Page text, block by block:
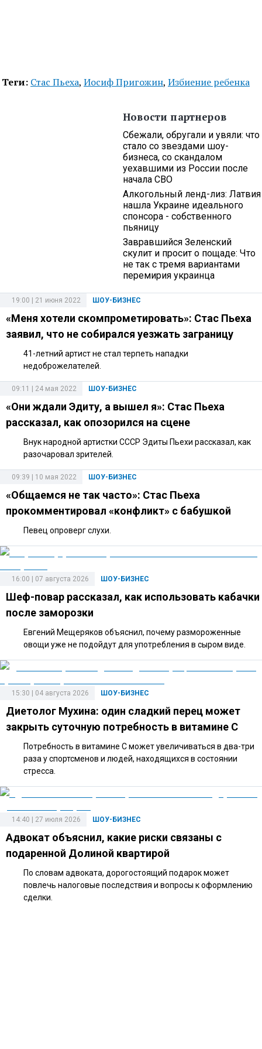
Теги: Стас Пьеха, Иосиф Пригожин, Избиение ребенка
Новости партнеров
Сбежали, обругали и увяли: что
стало со звездами шоу-
бизнеса, со скандалом
уехавшими из России после
начала СВО
Алкогольный ленд-лиз: Латвия
нашла Украине идеального
спонсора - собственного
пьяницу
Завравшийся Зеленский
скулит и просит о пощаде: Что
не так с тремя вариантами
перемирия украинца
ШОУ-БИЗНЕС
19:00 | 21 июня 2022
«Меня хотели скомпрометировать»: Стас Пьеха
заявил, что не собирался уезжать заграницу
41-летний артист не стал терпеть нападки
недоброжелателей.
ШОУ-БИЗНЕС
09:11 | 24 мая 2022
«Они ждали Эдиту, а вышел я»: Стас Пьеха
рассказал, как опозорился на сцене
Внук народной артистки СССР Эдиты Пьехи рассказал, как
разочаровал зрителей.
ШОУ-БИЗНЕС
09:39 | 10 мая 2022
«Общаемся не так часто»: Стас Пьеха
прокомментировал «конфликт» с бабушкой
Певец опроверг слухи.
ШОУ-БИЗНЕС
16:00 | 07 августа 2026
Шеф-повар рассказал, как использовать кабачки
после заморозки
Евгений Мещеряков объяснил, почему размороженные
овощи уже не подойдут для употребления в сыром виде.
ШОУ-БИЗНЕС
15:30 | 04 августа 2026
Диетолог Мухина: один сладкий перец может
закрыть суточную потребность в витамине C
Потребность в витамине C может увеличиваться в два-три
раза у спортсменов и людей, находящихся в состоянии
стресса.
ШОУ-БИЗНЕС
14:40 | 27 июля 2026
Адвокат объяснил, какие риски связаны с
подаренной Долиной квартирой
По словам адвоката, дорогостоящий подарок может
повлечь налоговые последствия и вопросы к оформлению
сделки.